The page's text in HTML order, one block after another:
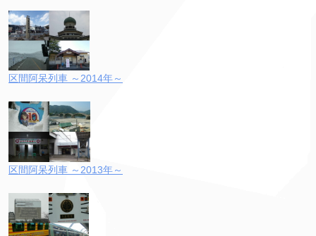
区間阿呆列車 ～2014年～
区間阿呆列車 ～2013年～